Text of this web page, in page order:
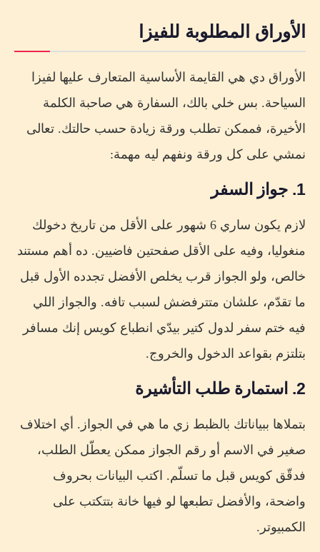
الأوراق المطلوبة للفيزا
الأوراق دي هي القايمة الأساسية المتعارف عليها لفيزا
السياحة. بس خلي بالك، السفارة هي صاحبة الكلمة
الأخيرة، فممكن تطلب ورقة زيادة حسب حالتك. تعالى
نمشي على كل ورقة ونفهم ليه مهمة:
1. جواز السفر
لازم يكون ساري 6 شهور على الأقل من تاريخ دخولك
منغوليا، وفيه على الأقل صفحتين فاضيين. ده أهم مستند
خالص، ولو الجواز قرب يخلص الأفضل تجدده الأول قبل
ما تقدّم، علشان متترفضش لسبب تافه. والجواز اللي
فيه ختم سفر لدول كتير بيدّي انطباع كويس إنك مسافر
بتلتزم بقواعد الدخول والخروج.
2. استمارة طلب التأشيرة
بتملاها ببياناتك بالظبط زي ما هي في الجواز. أي اختلاف
صغير في الاسم أو رقم الجواز ممكن يعطّل الطلب،
فدقّق كويس قبل ما تسلّم. اكتب البيانات بحروف
واضحة، والأفضل تطبعها لو فيها خانة بتتكتب على
الكمبيوتر.